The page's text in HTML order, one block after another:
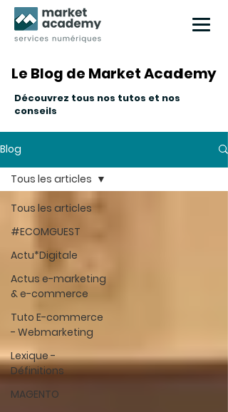
Le Blog de Market Academy
Le Blog de Market Academy
Découvrez tous nos tutos et nos
conseils
Blog
Tous les articles
#ECOMGUEST
Actu*Digitale
Actus e-marketing
& e-commerce
Tuto E-commerce
- Webmarketing
Lexique -
Définitions
MAGENTO
Tous les articles